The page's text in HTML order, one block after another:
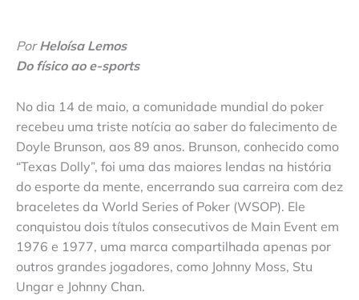
PorHeloísa Lemos
Do físico ao e-sports
No dia 14 de maio, a comunidade mundial do poker
recebeu uma triste notícia ao saber do falecimento de
Doyle Brunson, aos 89 anos. Brunson, conhecido como
“Texas Dolly”, foi uma das maiores lendas na história
do esporte da mente, encerrando sua carreira com dez
braceletes da World Series of Poker (WSOP). Ele
conquistou dois títulos consecutivos de Main Event em
1976 e 1977, uma marca compartilhada apenas por
outros grandes jogadores, como Johnny Moss, Stu
Ungar e Johnny Chan.